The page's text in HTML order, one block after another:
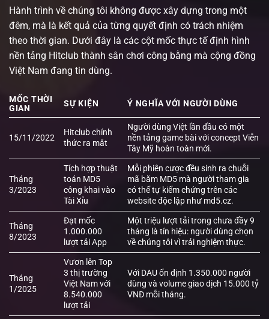
Hành trình về chúng tôi không được xây dựng trong một
đêm, mà là kết quả của từng quyết định có trách nhiệm
theo thời gian. Dưới đây là các cột mốc thực tế định hình
nền tảng Hitclub thành sân chơi công bằng mà cộng đồng
Việt Nam đang tin dùng.
MỐC THỜI
GIAN
SỰ KIỆN Ý NGHĨA VỚI NGƯỜI DÙNG
15/11/2022
Hitclub chính
thức ra mắt
Người dùng Việt lần đầu có một
nền tảng game bài với concept Viễn
Tây Mỹ hoàn toàn mới.
Tháng
3/2023
Tích hợp thuật
toán MD5
công khai vào
Tài Xỉu
Mỗi phiên cược đều sinh ra chuỗi
mã băm MD5 mà người tham gia
có thể tự kiểm chứng trên các
website độc lập như md5.cz.
Tháng
8/2023
Đạt mốc
1.000.000
lượt tải App
Một triệu lượt tải trong chưa đầy 9
tháng là tín hiệu: người dùng chọn
về chúng tôi vì trải nghiệm thực.
Tháng
1/2025
Vươn lên Top
3 thị trường
Việt Nam với
8.540.000
lượt tải
Với DAU ổn định 1.350.000 người
dùng và volume giao dịch 15.000 tỷ
VNĐ mỗi tháng.